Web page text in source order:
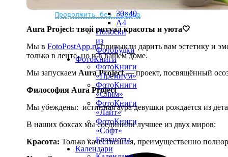
Продолжить без города
30×40
A4
Полоски
из
ФотоБудки
ФотоКниги
ФотоКниги
«Премиум»
ФотоКниги
«Слим»
ФотоКниги
«Лайт»
ФотоКниги
«Софт»
Блокноты
Календари
Aura Project: твой ритуал красоты и уюта🤍
Мы в FotoPostApp.ruпривыкли дарить вам эстетику и
только в ленте, но и в вашем доме.
Мы запускаем Aura Project— проект, посвящённый
Философия Aura Project
Мы убеждены: истинная аура девушки рождается из
В наших боксах мы соединили лучшее из двух миров:
Красота: Только качественная, преимущественно